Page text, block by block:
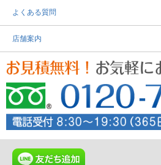
よくある質問
店舗案内